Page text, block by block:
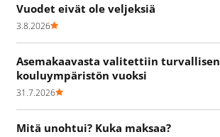
Vuodet eivät ole veljeksiä
3.8.2026
Asemakaavasta valitettiin turvallisen
kouluympäristön vuoksi
31.7.2026
Mitä unohtui? Kuka maksaa?